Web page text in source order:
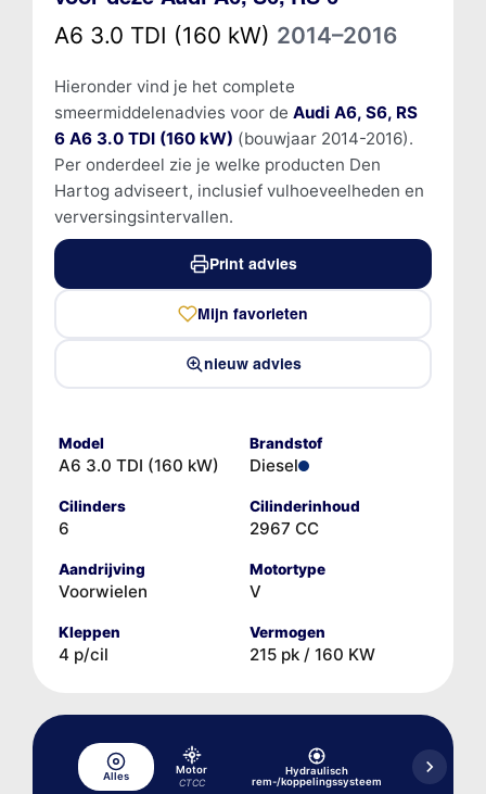
A6 3.0 TDI (160 kW) 2014–2016
Hieronder vind je het complete
smeermiddelenadvies voor de Audi A6, S6, RS
6 A6 3.0 TDI (160 kW) (bouwjaar 2014-2016).
Per onderdeel zie je welke producten Den
Hartog adviseert, inclusief vulhoeveelheden en
verversingsintervallen.
Print advies
Mijn favorieten
nieuw advies
Model
A6 3.0 TDI (160 kW)
Brandstof
Diesel
Cilinders
6
Cilinderinhoud
2967 CC
Aandrijving
Voorwielen
Motortype
V
Kleppen
4 p/cil
Vermogen
215 pk / 160 KW
Alles
Motor
CTCC
Hydraulisch
rem-/koppelingssysteem
Koelsysteem